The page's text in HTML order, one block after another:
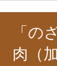
「の
肉（